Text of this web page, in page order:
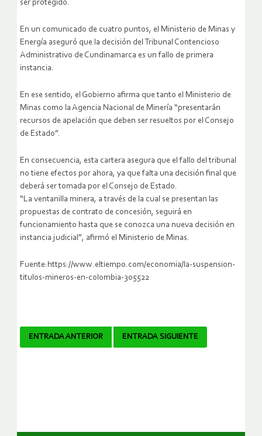
ser protegido.
En un comunicado de cuatro puntos, el Ministerio de Minas y
Energía aseguró que la decisión del Tribunal Contencioso
Administrativo de Cundinamarca es un fallo de primera
instancia.
En ese sentido, el Gobierno afirma que tanto el Ministerio de
Minas como la Agencia Nacional de Minería “presentarán
recursos de apelación que deben ser resueltos por el Consejo
de Estado”.
En consecuencia, esta cartera asegura que el fallo del tribunal
no tiene efectos por ahora, ya que falta una decisión final que
deberá ser tomada por el Consejo de Estado.
“La ventanilla minera, a través de la cual se presentan las
propuestas de contrato de concesión, seguirá en
funcionamiento hasta que se conozca una nueva decisión en
instancia judicial”, afirmó el Ministerio de Minas.
Fuente:https://www.eltiempo.com/economia/la-suspension-
titulos-mineros-en-colombia-305522
Navegador
ENTRADA ANTERIOR ENTRADA SIGUIENTE